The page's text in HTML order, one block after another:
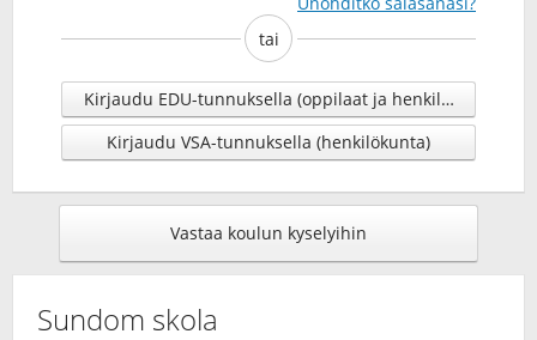
tai
Kirjaudu EDU-tunnuksella (oppilaat ja henkilökunta)
Kirjaudu VSA-tunnuksella (henkilökunta)
Vastaa koulun kyselyihin
Sundom skola